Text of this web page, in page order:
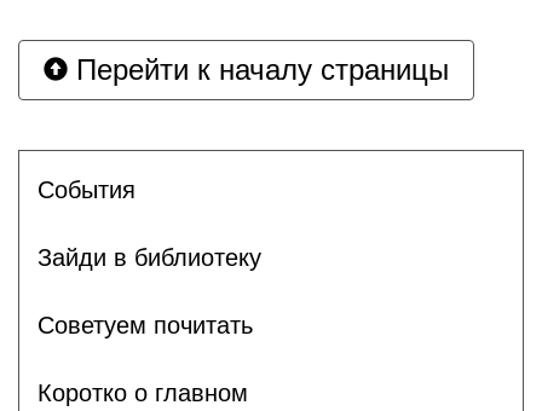
Перейти к началу страницы
События
Зайди в библиотеку
Советуем почитать
Коротко о главном